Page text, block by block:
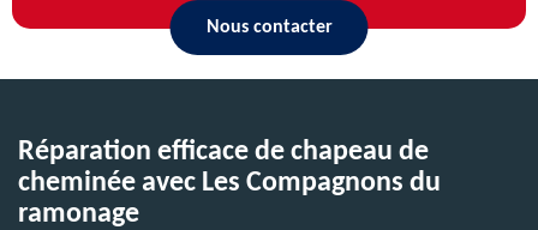
Nous contacter
Réparation efficace de chapeau de
cheminée avec Les Compagnons du
ramonage